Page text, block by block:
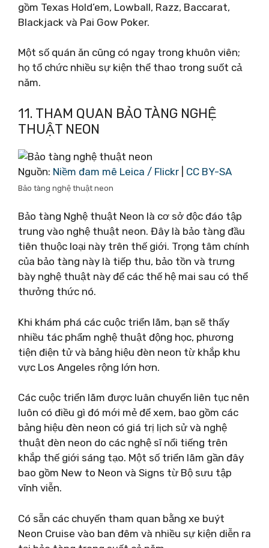
gồm Texas Hold’em, Lowball, Razz, Baccarat,
Blackjack và Pai Gow Poker.
Một số quán ăn cũng có ngay trong khuôn viên;
họ tổ chức nhiều sự kiện thể thao trong suốt cả
năm.
11. THAM QUAN BẢO TÀNG NGHỆ
THUẬT NEON
Nguồn: Niềm đam mê Leica / Flickr CC BY-SA
Bảo tàng nghệ thuật neon
Bảo tàng Nghệ thuật Neon là cơ sở độc đáo tập
trung vào nghệ thuật neon. Đây là bảo tàng đầu
tiên thuộc loại này trên thế giới. Trọng tâm chính
của bảo tàng này là tiếp thu, bảo tồn và trưng
bày nghệ thuật này để các thế hệ mai sau có thể
thưởng thức nó.
Khi khám phá các cuộc triển lãm, bạn sẽ thấy
nhiều tác phẩm nghệ thuật động học, phương
tiện điện tử và bảng hiệu đèn neon từ khắp khu
vực Los Angeles rộng lớn hơn.
Các cuộc triển lãm được luân chuyển liên tục nên
luôn có điều gì đó mới mẻ để xem, bao gồm các
bảng hiệu đèn neon có giá trị lịch sử và nghệ
thuật đèn neon do các nghệ sĩ nổi tiếng trên
khắp thế giới sáng tạo. Một số triển lãm gần đây
bao gồm New to Neon và Signs từ Bộ sưu tập
vĩnh viễn.
Có sẵn các chuyến tham quan bằng xe buýt
Neon Cruise vào ban đêm và nhiều sự kiện diễn ra